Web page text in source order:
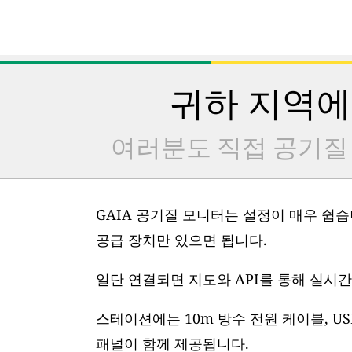
귀하 지역
여러분도 직접 공기
GAIA 공기질 모니터는 설정이 매우 쉽
공급 장치만 있으면 됩니다.
일단 연결되면 지도와 API를 통해 실시
스테이션에는 10m 방수 전원 케이블,
패널이 함께 제공됩니다.